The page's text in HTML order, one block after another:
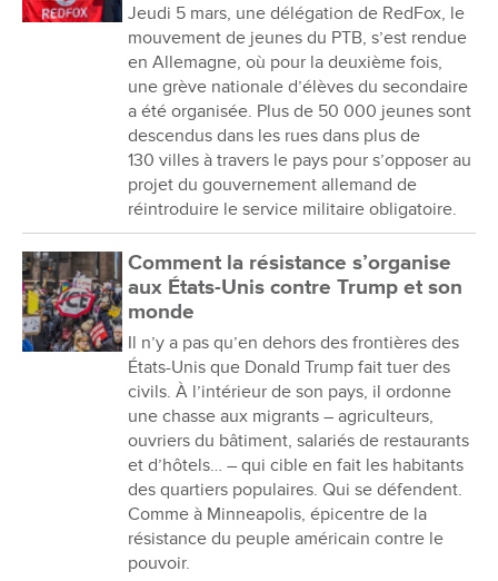
Jeudi 5 mars, une délégation de RedFox, le
mouvement de jeunes du PTB, s’est rendue
en Allemagne, où pour la deuxième fois,
une grève nationale d’élèves du secondaire
a été organisée. Plus de 50 000 jeunes sont
descendus dans les rues dans plus de
130 villes à travers le pays pour s’opposer au
projet du gouvernement allemand de
réintroduire le service militaire obligatoire.
Comment la résistance s’organise
aux États-Unis contre Trump et son
monde
Il n’y a pas qu’en dehors des frontières des
États-Unis que Donald Trump fait tuer des
civils. À l’intérieur de son pays, il ordonne
une chasse aux migrants – agriculteurs,
ouvriers du bâtiment, salariés de restaurants
et d’hôtels… – qui cible en fait les habitants
des quartiers populaires. Qui se défendent.
Comme à Minneapolis, épicentre de la
résistance du peuple américain contre le
pouvoir.